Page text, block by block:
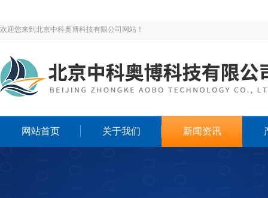
欢迎您来到北京中科奥博科技有限公司网站！
网站首页 关于我们 新闻资讯